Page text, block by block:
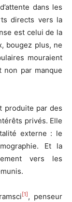
dans les
directs vers la
est celui de la
bougez plus, ne
mouraient
non par manque
produite par des
privés. Elle
externe : le
Et la
vers les
[1] , penseur